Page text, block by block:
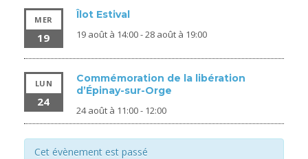
MER
19
Îlot Estival
19 août à 14:00-28 août à 19:00
LUN
24
Commémoration de la libération
d’Épinay-sur-Orge
24 août à 11:00- 12:00
Cet évènement est passé